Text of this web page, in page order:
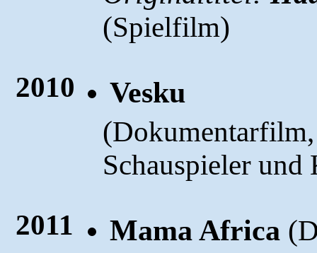
(Spielfilm)
2010
Vesku
(
Schauspieler
2011 Mama Africa (